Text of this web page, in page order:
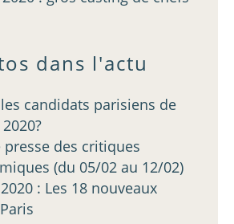
dans l'actu
candidats parisiens de
presse des critiques
(du 05/02 au 12/02)
: Les 18 nouveaux